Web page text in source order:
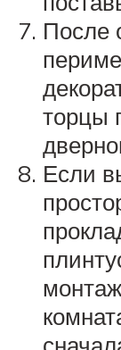
После
торцы
Если